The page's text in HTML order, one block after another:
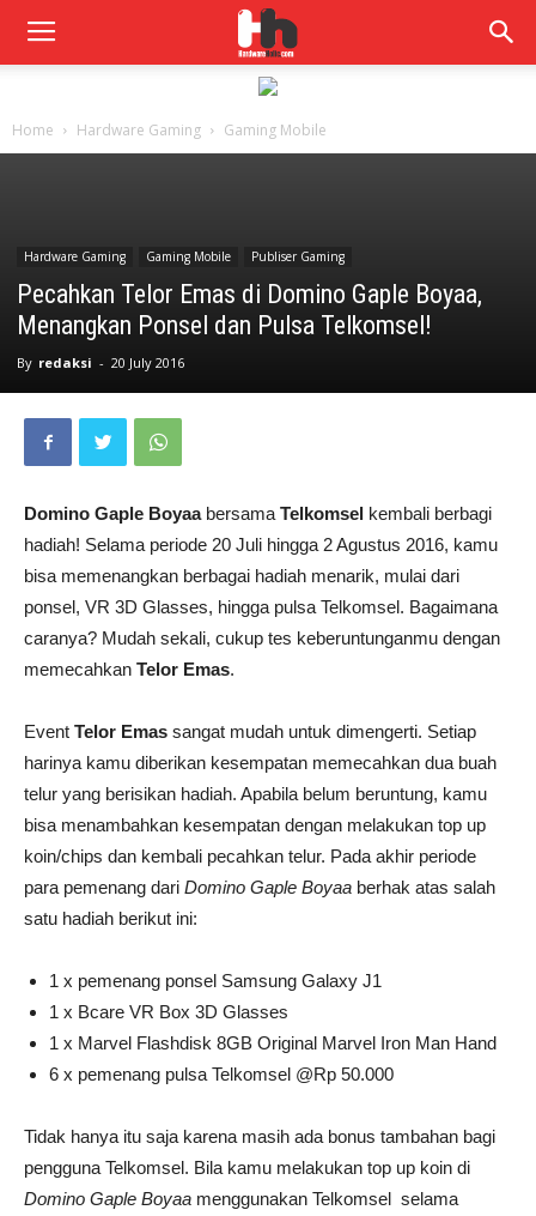
Home Hardware Gaming Gaming Mobile
Hardware Gaming Gaming Mobile Publiser Gaming
Pecahkan Telor Emas di Domino Gaple Boyaa,
Menangkan Ponsel dan Pulsa Telkomsel!
By redaksi - 20 July 2016
Domino Gaple Boyaabersama Telkomsel kembali berbagi
hadiah! Selama periode 20 Juli hingga 2 Agustus 2016, kamu
bisa memenangkan berbagai hadiah menarik, mulai dari
ponsel, VR 3D Glasses, hingga pulsa Telkomsel. Bagaimana
caranya? Mudah sekali, cukup tes keberuntunganmu dengan
memecahkan Telor Emas.
Event Telor Emas sangat mudah untuk dimengerti. Setiap
harinya kamu diberikan kesempatan memecahkan dua buah
telur yang berisikan hadiah. Apabila belum beruntung, kamu
bisa menambahkan kesempatan dengan melakukan top up
koin/chips dan kembali pecahkan telur. Pada akhir periode
para pemenang dari Domino Gaple Boyaa berhak atas salah
satu hadiah berikut ini:
1 x pemenang ponsel Samsung Galaxy J1
1 x Bcare VR Box 3D Glasses
1 x Marvel Flashdisk 8GB Original Marvel Iron Man Hand
6 x pemenang pulsa Telkomsel @Rp 50.000
Tidak hanya itu saja karena masih ada bonus tambahan bagi
pengguna Telkomsel. Bila kamu melakukan top up koin di
Domino Gaple Boyaa menggunakan Telkomsel selama